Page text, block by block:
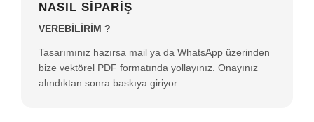
NASIL SİPARİŞ
VEREBİLİRİM ?
Tasarımınız hazırsa mail ya da WhatsApp üzerinden
bize vektörel PDF formatında yollayınız. Onayınız
alındıktan sonra baskıya giriyor.